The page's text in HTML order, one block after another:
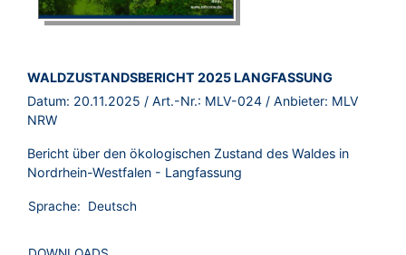
BROSCHÜRE:
WALDZUSTANDSBERICHT 2025 LANGFASSUNG
Datum: 20.11.2025 / Art.-Nr.: MLV-024 / Anbieter: MLV
NRW
Bericht über den ökologischen Zustand des Waldes in
Nordrhein-Westfalen - Langfassung
Sprache: Deutsch